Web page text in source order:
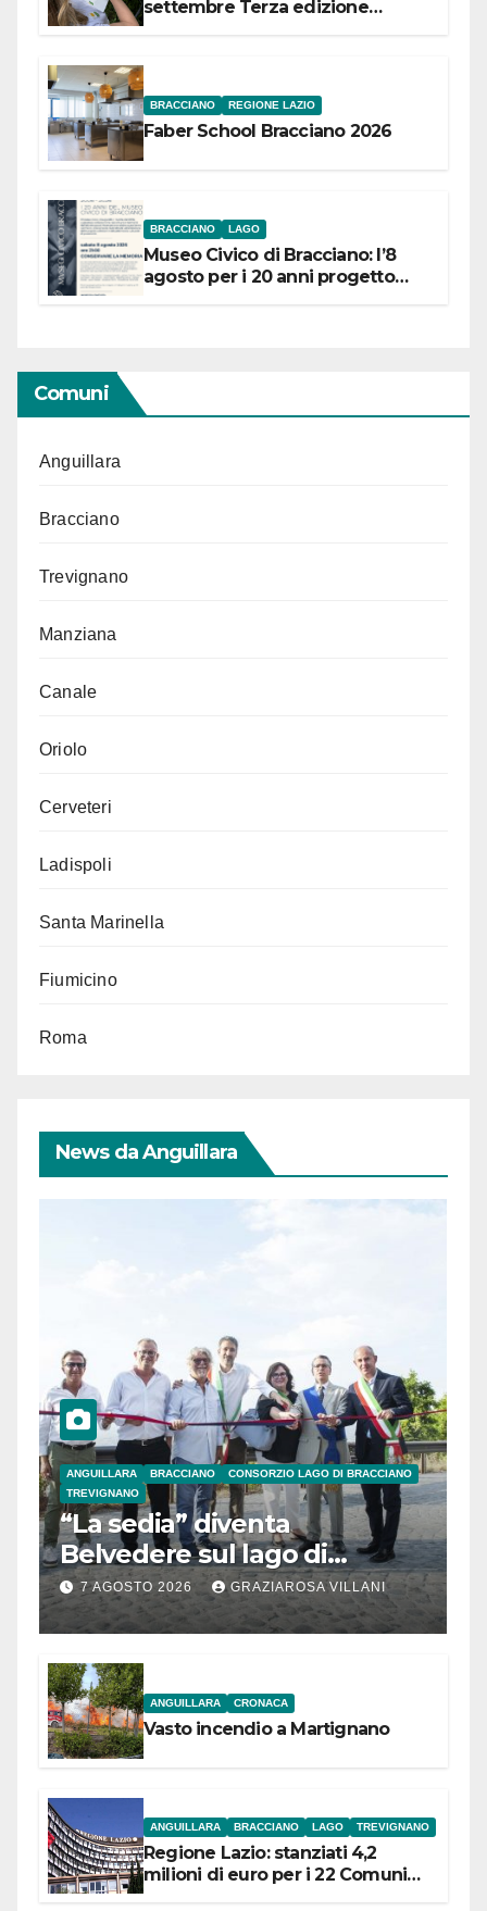
settembre Terza edizione
BRACCIANO REGIONE LAZIO
Faber School Bracciano 2026
BRACCIANO LAGO
Museo Civico di Bracciano: l’8
agosto per i 20 anni progetto
Comuni
Anguillara
Bracciano
Trevignano
Manziana
Canale
Oriolo
Cerveteri
Ladispoli
Santa Marinella
Fiumicino
Roma
News da Anguillara
ANGUILLARA BRACCIANO
CONSORZIO LAGO DI BRACCIANO
TREVIGNANO
“La sedia” diventa
Belvedere sul lago di
Bracciano: ieri
l’inaugurazione
7 AGOSTO 2026 GRAZIAROSA VILLANI
ANGUILLARA CRONACA
Vasto incendio a Martignano
ANGUILLARA BRACCIANO LAGO TREVIGNANO
Regione Lazio: stanziati 4,2
milioni di euro per i 22 Comuni